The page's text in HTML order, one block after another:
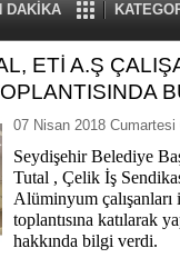
DAKİKA
ETİ A.Ş
07 Nisan 2018 Cumartesi
Seydişehir Belediye
Tutal , Çelik İş
Alüminyum çalışanları
toplantısına katılarak
hakkında bilgi verdi.